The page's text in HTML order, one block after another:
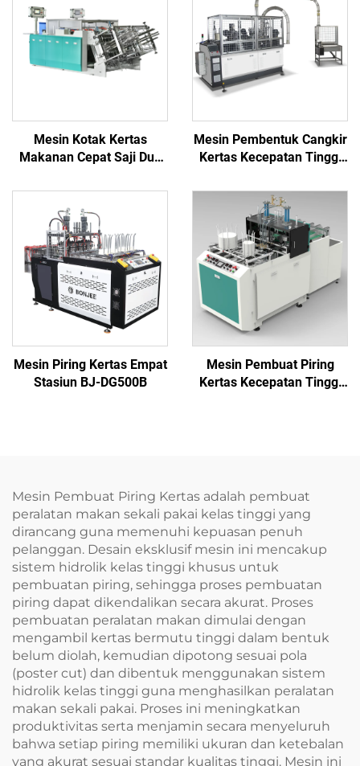
Mesin Kotak Kertas
Makanan Cepat Saji Dua
Mesin Pembentuk Cangkir
Kertas Kecepatan Tinggi
Mesin Piring Kertas Empat
Stasiun BJ-DG500B
Mesin Pembuat Piring
Kertas Kecepatan Tinggi
Mesin Pembuat Piring Kertas adalah pembuat
peralatan makan sekali pakai kelas tinggi yang
dirancang guna memenuhi kepuasan penuh
pelanggan. Desain eksklusif mesin ini mencakup
sistem hidrolik kelas tinggi khusus untuk
pembuatan piring, sehingga proses pembuatan
piring dapat dikendalikan secara akurat. Proses
pembuatan peralatan makan dimulai dengan
mengambil kertas bermutu tinggi dalam bentuk
belum diolah, kemudian dipotong sesuai pola
(poster cut) dan dibentuk menggunakan sistem
hidrolik kelas tinggi guna menghasilkan peralatan
makan sekali pakai. Proses ini meningkatkan
produktivitas serta menjamin secara menyeluruh
bahwa setiap piring memiliki ukuran dan ketebalan
yang akurat sesuai standar kualitas tinggi. Mesin ini